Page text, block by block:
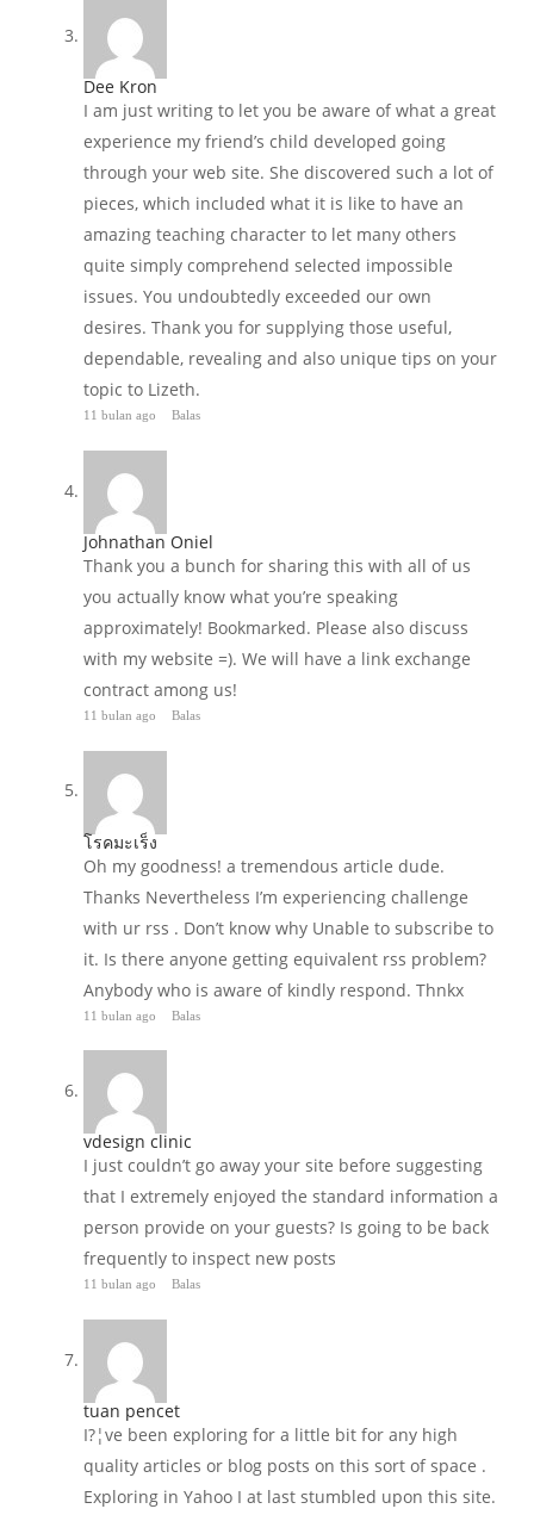
Dee Kron
I am just writing to let you be aware of what a great
experience my friend’s child developed going
through your web site. She discovered such a lot of
pieces, which included what it is like to have an
amazing teaching character to let many others
quite simply comprehend selected impossible
issues. You undoubtedly exceeded our own
desires. Thank you for supplying those useful,
dependable, revealing and also unique tips on your
topic to Lizeth.
11 bulan ago Balas
Johnathan Oniel
Thank you a bunch for sharing this with all of us
you actually know what you’re speaking
approximately! Bookmarked. Please also discuss
with my website =). We will have a link exchange
contract among us!
11 bulan ago Balas
โรคมะเร็ง
Oh my goodness! a tremendous article dude.
Thanks Nevertheless I’m experiencing challenge
with ur rss . Don’t know why Unable to subscribe to
it. Is there anyone getting equivalent rss problem?
Anybody who is aware of kindly respond. Thnkx
11 bulan ago Balas
vdesign clinic
I just couldn’t go away your site before suggesting
that I extremely enjoyed the standard information a
person provide on your guests? Is going to be back
frequently to inspect new posts
11 bulan ago Balas
tuan pencet
I?¦ve been exploring for a little bit for any high
quality articles or blog posts on this sort of space .
Exploring in Yahoo I at last stumbled upon this site.